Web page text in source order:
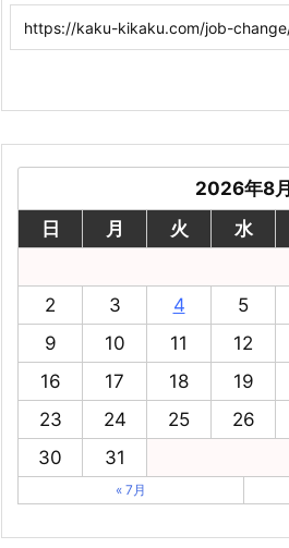
2026年8月
日
月 火 水
2
3 4 5
9
10 11 12
16
17 18 19
23
24 25 26
30
31
« 7月